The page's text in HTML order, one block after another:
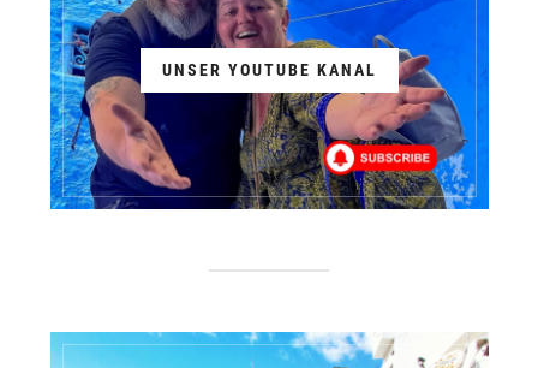
UNSER YOUTUBE KANAL